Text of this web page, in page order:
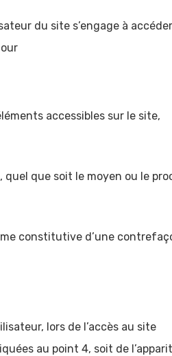
du site s’engage à
accessibles sur le site,
que soit le moyen ou le
constitutive d’une
lors de l’accès au site
au point 4, soit de